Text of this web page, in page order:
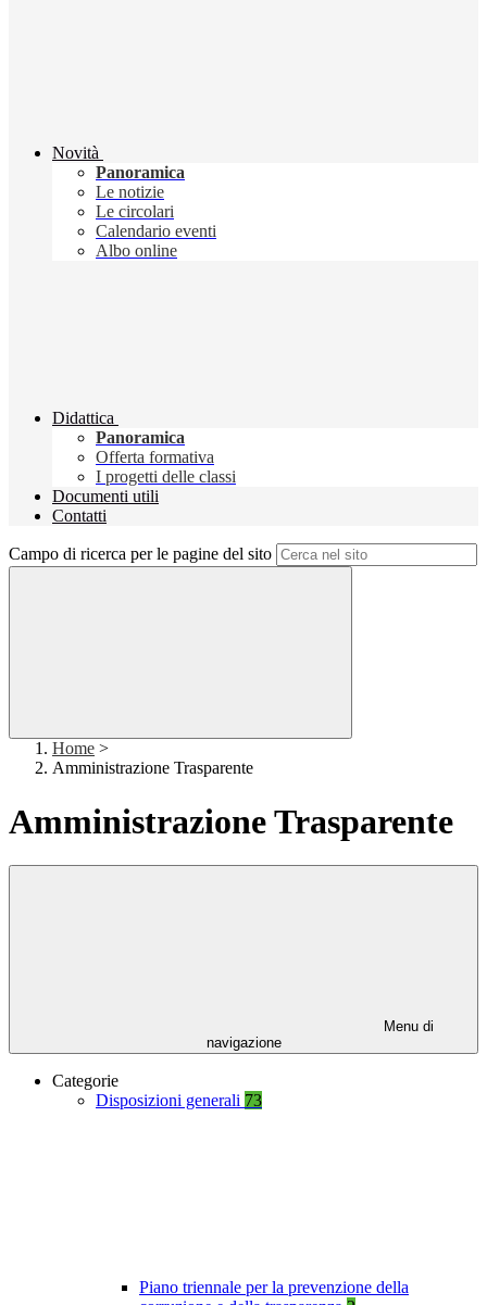
Novità
Panoramica
Le notizie
Le circolari
Calendario eventi
Albo online
Didattica
Panoramica
Offerta formativa
I progetti delle classi
Documenti utili
Contatti
Campo di ricerca per le pagine del sito
Home >
Amministrazione Trasparente
Amministrazione Trasparente
Menu di
navigazione
Categorie
Disposizioni generali 73
Piano triennale per la prevenzione della